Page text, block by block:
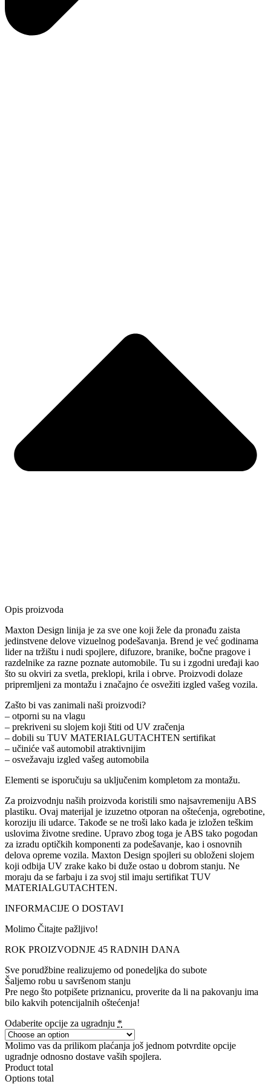
Opis proizvoda
Maxton Design linija je za sve one koji žele da pronađu zaista
jedinstvene delove vizuelnog podešavanja. Brend je već godinama
lider na tržištu i nudi spojlere, difuzore, branike, bočne pragove i
razdelnike za razne poznate automobile. Tu su i zgodni uređaji kao
što su okviri za svetla, preklopi, krila i obrve. Proizvodi dolaze
pripremljeni za montažu i značajno će osvežiti izgled vašeg vozila.
Zašto bi vas zanimali naši proizvodi?
– otporni su na vlagu
– prekriveni su slojem koji štiti od UV zračenja
– dobili su TUV MATERIALGUTACHTEN sertifikat
– učiniće vaš automobil atraktivnijim
– osvežavaju izgled vašeg automobila
Elementi se isporučuju sa uključenim kompletom za montažu.
Za proizvodnju naših proizvoda koristili smo najsavremeniju ABS
plastiku. Ovaj materijal je izuzetno otporan na oštećenja, ogrebotine,
koroziju ili udarce. Takođe se ne troši lako kada je izložen teškim
uslovima životne sredine. Upravo zbog toga je ABS tako pogodan
za izradu optičkih komponenti za podešavanje, kao i osnovnih
delova opreme vozila. Maxton Design spojleri su obloženi slojem
koji odbija UV zrake kako bi duže ostao u dobrom stanju. Ne
moraju da se farbaju i za svoj stil imaju sertifikat TUV
MATERIALGUTACHTEN.
INFORMACIJE O DOSTAVI
Molimo Čitajte pažljivo!
ROK PROIZVODNJE 45 RADNIH DANA
Sve porudžbine realizujemo od ponedeljka do subote
Šaljemo robu u savršenom stanju
Pre nego što potpišete priznanicu, proverite da li na pakovanju ima
bilo kakvih potencijalnih oštećenja!
Odaberite opcije za ugradnju *
Molimo vas da prilikom plaćanja još jednom potvrdite opcije
ugradnje odnosno dostave vaših spojlera.
Product total
Options total